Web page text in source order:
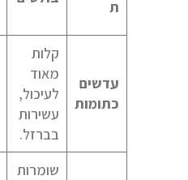
ת
עדשים
כתומות
קלות
מאוד
לעיכול,
עשירות
בברזל.
שומרות